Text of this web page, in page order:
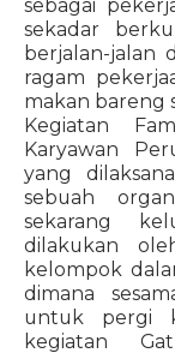
sebagai
sekadar
berjalan-jalan
ragam
makan bareng
Kegiatan
Karyawan
yang
sebuah
sekarang
dilakukan
kelompok
dimana
untuk pergi
kegiatan